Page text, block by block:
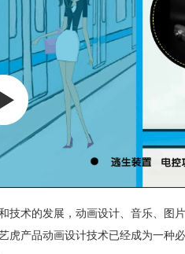
技术的发展， 动画设计 、音乐、图
虎产品动画设计技术已经成为一种